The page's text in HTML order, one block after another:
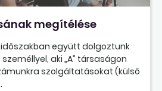
megítélése
együtt dolgoztunk
aki „A” társaságon
szolgáltatásokat (külső